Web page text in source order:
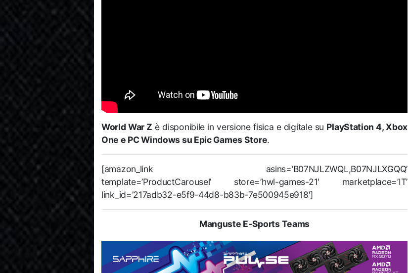
World War Z è disponibile in versione fisica e digitale su PlayStation 4, Xbox
One e PC Windows su Epic Games Store.
[amazon_link asins=’B07NJLZWQL,B07NJLXGQQ’
template=’ProductCarousel’ store=’hwl-games-21′ marketplace=’IT’
link_id=’217adb32-e5f9-44d8-b83b-7e500945e918′]
Manguste E-Sports Teams